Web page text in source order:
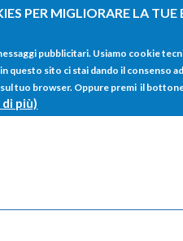
PER MIGLIORARE LA TUE
pubblicitari. Usiamo cookie
questo sito ci stai dando il consenso
tuo browser. Oppure premi il
più)